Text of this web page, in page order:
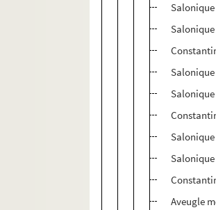
Salonique
Aveugle